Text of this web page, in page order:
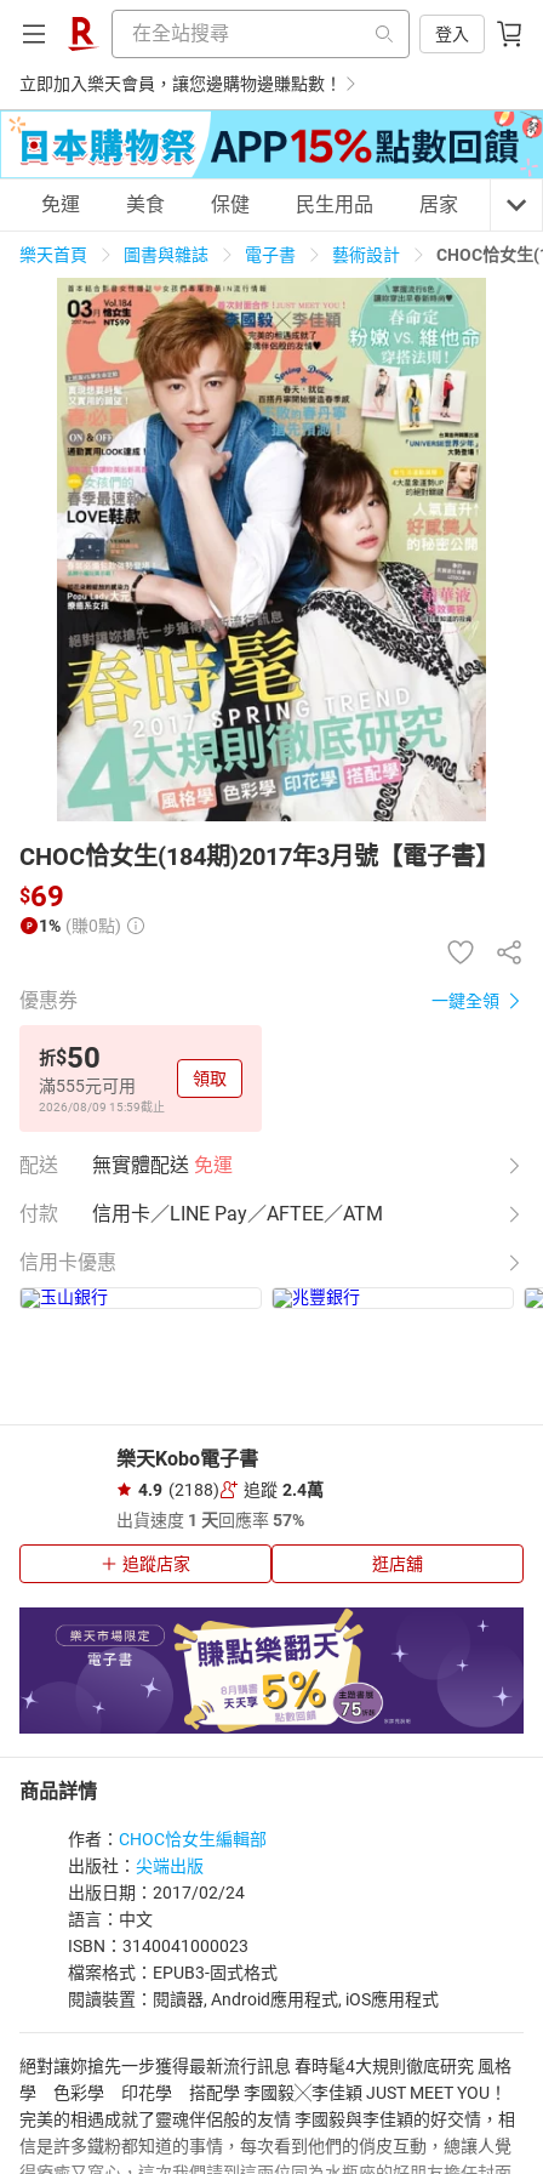
登入
立即加入樂天會員，讓您邊購物邊賺點數！
購物網分類
天天免運 美食蛋糕 養生保健 民生用品
居家生活 3C家電 運動休閒 親子玩具
女裝 男裝 化妝保養 情趣用品
日本購物 電子/紙本書
HOT
免運 美食 保健 民生用品 居家 3C
樂天首頁 圖書與雜誌 電子書 藝術設計 CHOC恰女生
CHOC恰女生(184期)2017年3月號【電子書】
$69
1% (賺0點)
優惠券 一鍵全領
折$50
滿555元可用
2026/08/09 15:59截止
領取
配送 無實體配送 免運
付款 信用卡／LINE Pay／AFTEE／ATM
信用卡優惠
樂天Kobo電子書
4.9 (2188) 追蹤 2.4萬
出貨速度 1 天回應率57%
追蹤店家 逛店舖
商品詳情
作者： CHOC恰女生編輯部
出版社： 尖端出版
出版日期：2017/02/24
語言：中文
ISBN：3140041000023
檔案格式：EPUB3-固式格式
閱讀裝置：閱讀器, Android應用程式, iOS應用程式
絕對讓妳搶先一步獲得最新流行訊息 春時髦4大規則徹底研究 風格
學 色彩學 印花學 搭配學 李國毅╳李佳穎 JUST MEET YOU！
完美的相遇成就了靈魂伴侶般的友情 李國毅與李佳穎的好交情，相
信是許多鐵粉都知道的事情，每次看到他們的俏皮互動，總讓人覺